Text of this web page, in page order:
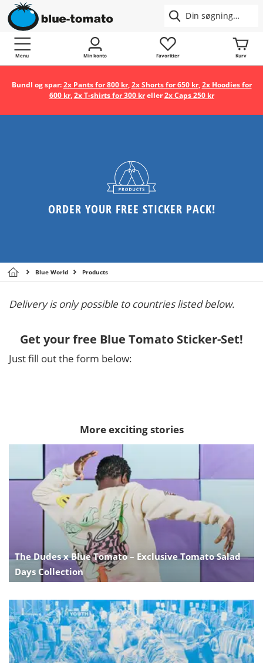
Menu Min konto Favoritter Kurv
Bundl og spar:2x Pants for 800 kr,2x Shorts for 650 kr,2x Hoodies for
600 kr,2x T-shirts for 300 kreller2x Caps 250 kr
ORDER YOUR FREE STICKER PACK!
Blue World Products
Delivery is only possible to countries listed below.
Get your free Blue Tomato Sticker-Set!
Just fill out the form below:
More exciting stories
The Dudes x Blue Tomato – Exclusive Tomato Salad
Days Collection